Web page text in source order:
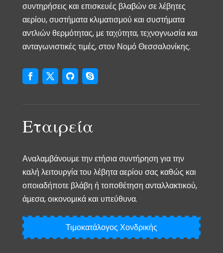
συντηρήσεις και επισκευές βλαβών σε λέβητες
αερίου, συστήματα κλιματισμού και συστήματα
αντλιών θερμότητας, με ταχύτητα, τεχνογνωσία και
ανταγωνιστικές τιμές, στον Νομό Θεσσαλονίκης.
Εταιρεία
Αναλαμβάνουμε την ετήσια συντήρηση για την
καλή λειτουργία του λέβητα αερίου σας καθώς και
οποιαδήποτε βλάβη ή τοποθέτηση ανταλλακτικού,
άμεσα, οικονομικά και υπεύθυνα.
Τιμοκατάλογος Χονδρικής